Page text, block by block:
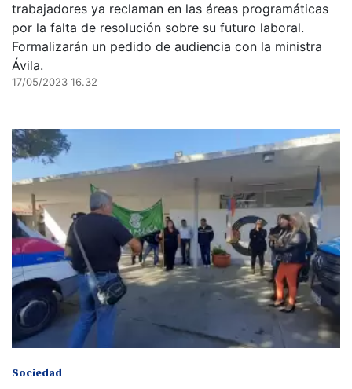
trabajadores ya reclaman en las áreas programáticas
por la falta de resolución sobre su futuro laboral.
Formalizarán un pedido de audiencia con la ministra
Ávila.
17/05/2023 16.32
Sociedad